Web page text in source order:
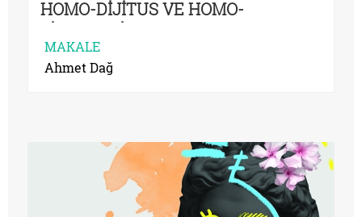
HOMO-DİJİTUS VE HOMO-
SİBERNETİKUS
MAKALE
Ahmet Dağ